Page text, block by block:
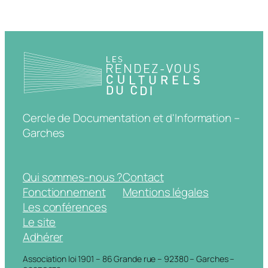
Cercle de Documentation et d'Information –
Garches
Qui sommes-nous ?
Fonctionnement
Les conférences
Le site
Adhérer
Contact
Mentions légales
Association loi 1901 – 86 Grande rue – 92380 – Garches –